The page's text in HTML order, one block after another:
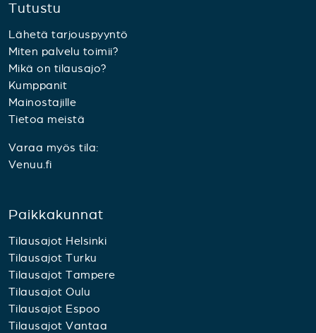
Tutustu
Lähetä tarjouspyyntö
Miten palvelu toimii?
Mikä on tilausajo?
Kumppanit
Mainostajille
Tietoa meistä
Varaa myös tila:
Venuu.fi
Paikkakunnat
Tilausajot Helsinki
Tilausajot Turku
Tilausajot Tampere
Tilausajot Oulu
Tilausajot Espoo
Tilausajot Vantaa